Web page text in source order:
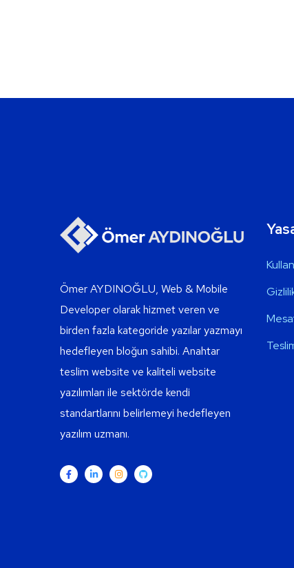
Ömer AYDINOĞLU, Web & Mobile
Developer olarak hizmet veren ve
birden fazla kategoride yazılar yazmayı
hedefleyen bloğun sahibi. Anahtar
teslim website ve kaliteli website
yazılımları ile sektörde kendi
standartlarını belirlemeyi hedefleyen
yazılım uzmanı.